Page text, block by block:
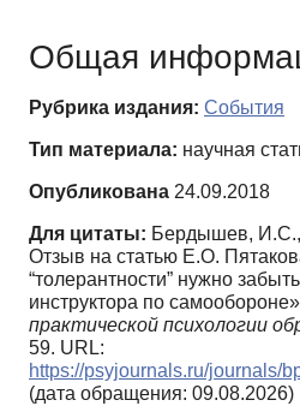
Общая
Рубрика издания: События
Тип материала: научная
Опубликована 24.09.2018
Для цитаты: Бердышев, И.С.,
Отзыв на статью Е.О.
“толерантности” нужно
инструктора по
практической психологии
59. URL:
https://psyjournals.ru/journals/
(дата обращения: 09.08.2026)